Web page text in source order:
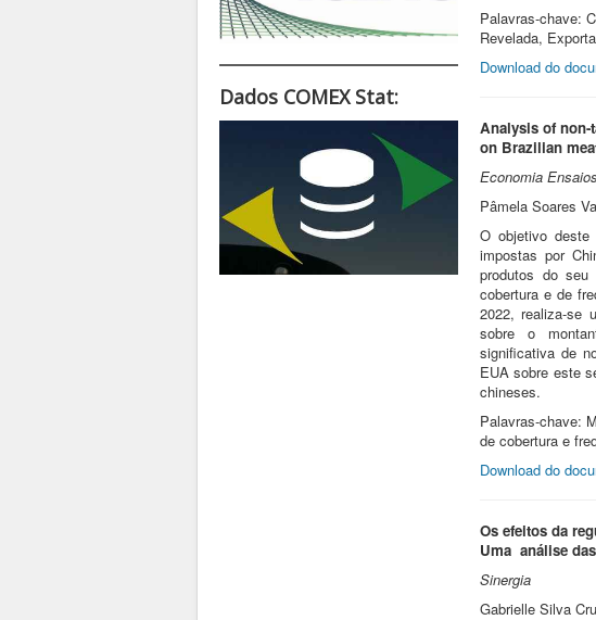
Dados COMEX Stat:
Palavras-chave:
Revelada,
Download do
Analysis of non-
on Brazilian
Economia Ensaios
Pâmela Soares
O objetivo deste
impostas por
produtos do
cobertura e de
2022, realiza-se
sobre o
significativa de
EUA sobre este
chineses.
Palavras-chave:
de cobertura e
Download do
Os efeitos da
Uma análise
Sinergia
Gabrielle Silva